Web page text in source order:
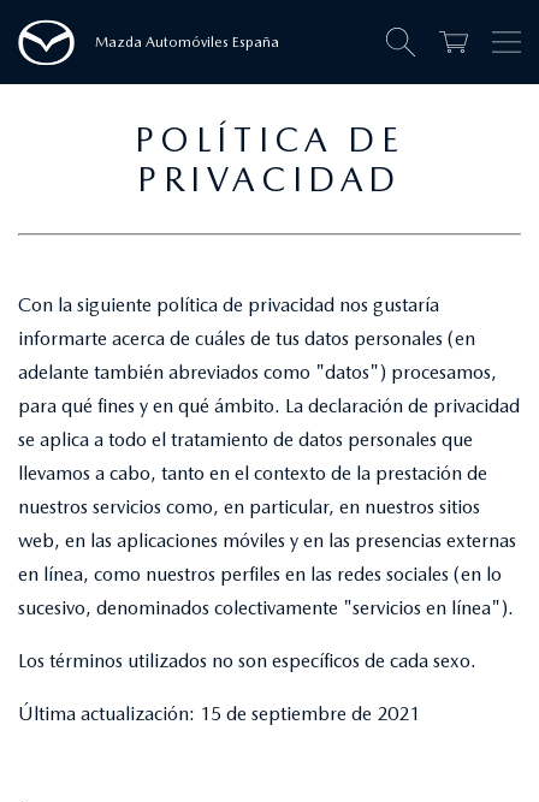
Mazda Automóviles España
POLÍTICA DE
PRIVACIDAD
Con la siguiente política de privacidad nos gustaría
informarte acerca de cuáles de tus datos personales (en
adelante también abreviados como "datos") procesamos,
para qué fines y en qué ámbito. La declaración de privacidad
se aplica a todo el tratamiento de datos personales que
llevamos a cabo, tanto en el contexto de la prestación de
nuestros servicios como, en particular, en nuestros sitios
web, en las aplicaciones móviles y en las presencias externas
en línea, como nuestros perfiles en las redes sociales (en lo
sucesivo, denominados colectivamente "servicios en línea").
Los términos utilizados no son específicos de cada sexo.
Última actualización: 15 de septiembre de 2021